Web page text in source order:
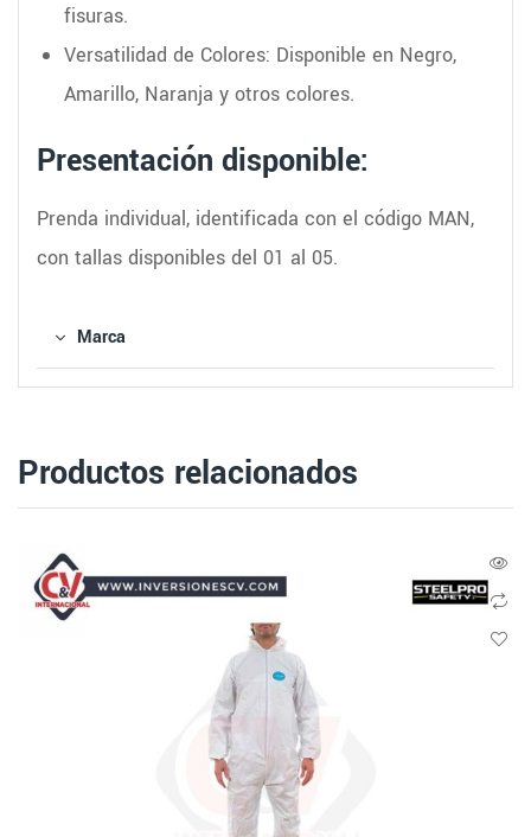
fisuras.
Versatilidad de Colores: Disponible en Negro,
Amarillo, Naranja y otros colores.
Presentación disponible:
Prenda individual, identificada con el código MAN,
con tallas disponibles del 01 al 05.
Marca
Productos relacionados